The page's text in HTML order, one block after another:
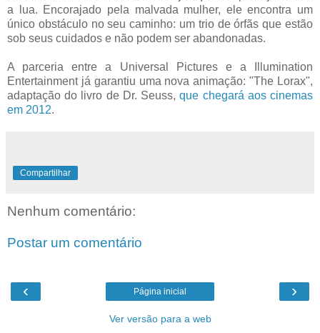
a lua. Encorajado pela malvada mulher, ele encontra um
único obstáculo no seu caminho: um trio de órfãs que estão
sob seus cuidados e não podem ser abandonadas.
A parceria entre a Universal Pictures e a Illumination
Entertainment já garantiu uma nova animação: "The Lorax",
adaptação do livro de Dr. Seuss,que chegará aos cinemas
em 2012.
Compartilhar
Nenhum comentário:
Postar um comentário
‹ ›
Página inicial
Ver versão para a web